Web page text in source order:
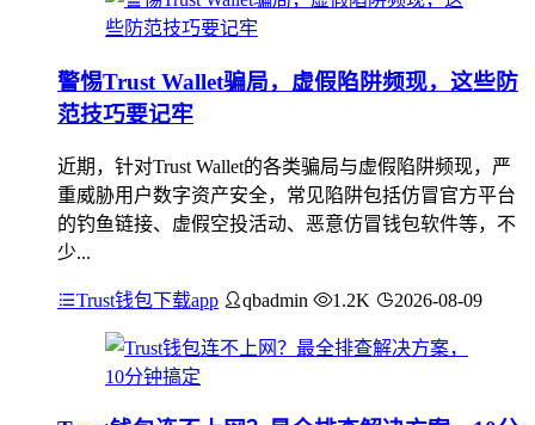
警惕Trust Wallet骗局，虚假陷阱频现，这些防
范技巧要记牢
近期，针对Trust Wallet的各类骗局与虚假陷阱频现，严
重威胁用户数字资产安全，常见陷阱包括仿冒官方平台
的钓鱼链接、虚假空投活动、恶意仿冒钱包软件等，不
少...
Trust钱包下载app qbadmin 1.2K 2026-08-09